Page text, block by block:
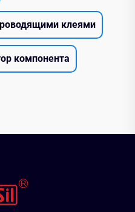
клеями
компонента